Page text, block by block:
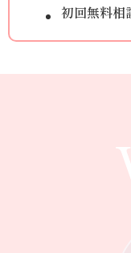
初回無料相